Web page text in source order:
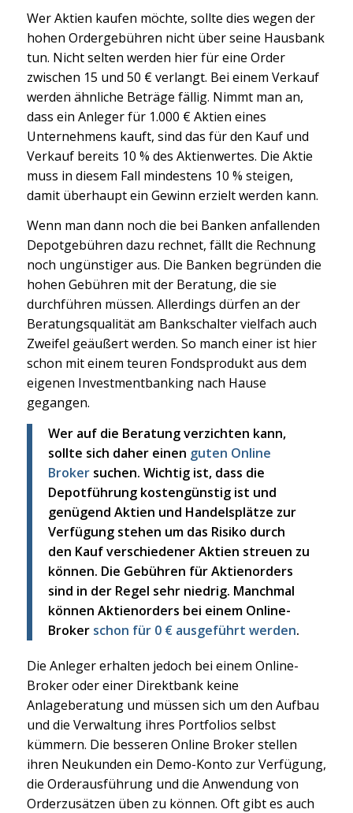
Wer Aktien kaufen möchte, sollte dies wegen der
hohen Ordergebühren nicht über seine Hausbank
tun. Nicht selten werden hier für eine Order
zwischen 15 und 50 € verlangt. Bei einem Verkauf
werden ähnliche Beträge fällig. Nimmt man an,
dass ein Anleger für 1.000 € Aktien eines
Unternehmens kauft, sind das für den Kauf und
Verkauf bereits 10 % des Aktienwertes. Die Aktie
muss in diesem Fall mindestens 10 % steigen,
damit überhaupt ein Gewinn erzielt werden kann.
Wenn man dann noch die bei Banken anfallenden
Depotgebühren dazu rechnet, fällt die Rechnung
noch ungünstiger aus. Die Banken begründen die
hohen Gebühren mit der Beratung, die sie
durchführen müssen. Allerdings dürfen an der
Beratungsqualität am Bankschalter vielfach auch
Zweifel geäußert werden. So manch einer ist hier
schon mit einem teuren Fondsprodukt aus dem
eigenen Investmentbanking nach Hause
gegangen.
Wer auf die Beratung verzichten kann,
sollte sich daher einen guten Online
Brokersuchen. Wichtig ist, dass die
Depotführung kostengünstig ist und
genügend Aktien und Handelsplätze zur
Verfügung stehen um das Risiko durch
den Kauf verschiedener Aktien streuen zu
können. Die Gebühren für Aktienorders
sind in der Regel sehr niedrig. Manchmal
können Aktienorders bei einem Online-
Broker schon für 0 € ausgeführt werden.
Die Anleger erhalten jedoch bei einem Online-
Broker oder einer Direktbank keine
Anlageberatung und müssen sich um den Aufbau
und die Verwaltung ihres Portfolios selbst
kümmern. Die besseren Online Broker stellen
ihren Neukunden ein Demo-Konto zur Verfügung,
die Orderausführung und die Anwendung von
Orderzusätzen üben zu können. Oft gibt es auch